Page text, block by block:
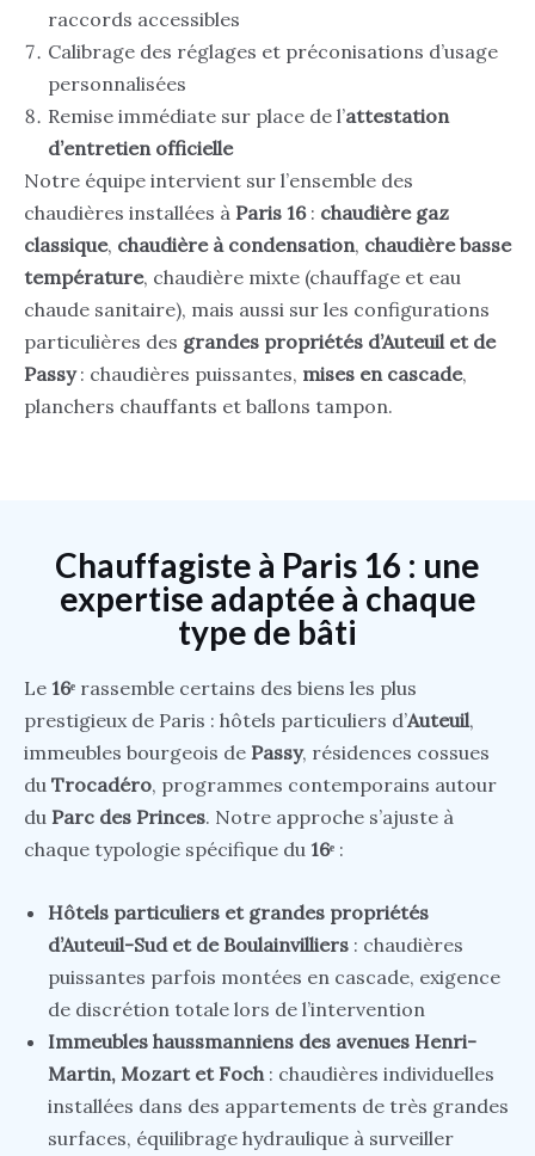
raccords accessibles
Calibrage des réglages et préconisations d’usage
personnalisées
Remise immédiate sur place de l’attestation
d’entretien officielle
Notre équipe intervient sur l’ensemble des
chaudières installées à Paris 16: chaudière gaz
classique, chaudière à condensation, chaudière basse
température, chaudière mixte (chauffage et eau
chaude sanitaire), mais aussi sur les configurations
particulières des grandes propriétés d’Auteuil et de
Passy: chaudières puissantes, mises en cascade,
planchers chauffants et ballons tampon.
Chauffagiste à Paris 16 : une
expertise adaptée à chaque
type de bâti
Le 16ᵉ rassemble certains des biens les plus
prestigieux de Paris : hôtels particuliers d’Auteuil,
immeubles bourgeois de Passy, résidences cossues
du Trocadéro, programmes contemporains autour
du Parc des Princes. Notre approche s’ajuste à
chaque typologie spécifique du 16ᵉ :
Hôtels particuliers et grandes propriétés
d’Auteuil-Sud et de Boulainvilliers : chaudières
puissantes parfois montées en cascade, exigence
de discrétion totale lors de l’intervention
Immeubles haussmanniens des avenues Henri-
Martin, Mozart et Foch : chaudières individuelles
installées dans des appartements de très grandes
surfaces, équilibrage hydraulique à surveiller